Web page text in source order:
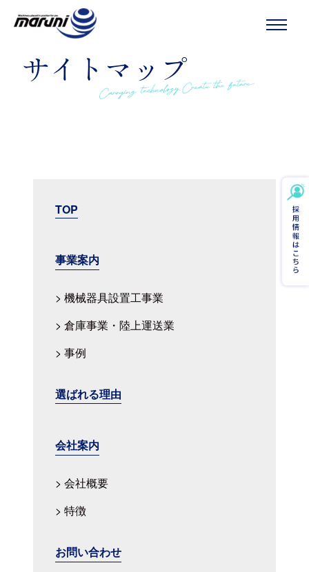
サイトマップ
TOP
事業案内
機械器具設置工事業
倉庫事業・陸上運送業
事例
選ばれる理由
会社案内
会社概要
特徴
お問い合わせ